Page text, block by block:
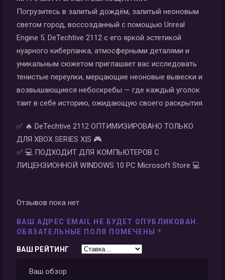
Погрузитесь в залитый дождём, залитый неоновым
светом город, воссозданный с помощью Unreal
Engine 5. DeTechtive 2112 с его яркой эстетикой
нуарного киберпанка, атмосферными деталями и
уникальным сюжетом приглашает вас исследовать
тенистые переулки, мерцающие неоновые вывески и
возвышающиеся небоскребы — где каждый уголок
таит в себе историю, ожидающую своего раскрытия.
✅ 🔥 DeTechtive 2112 ОПТИМИЗИРОВАНО ТОЛЬКО
ДЛЯ XBOX SERIES X|S 🎮
✅ 💻 ПОДХОДИТ ДЛЯ КОМПЬЮТЕРОВ С
ЛИЦЕНЗИОННОЙ WINDOWS 10 PC Microsoft Store 💻
Отзывов пока нет.
ВАШ АДРЕС EMAIL НЕ БУДЕТ ОПУБЛИКОВАН.
ОБЯЗАТЕЛЬНЫЕ ПОЛЯ ПОМЕЧЕНЫ *
ВАШ РЕЙТИНГ